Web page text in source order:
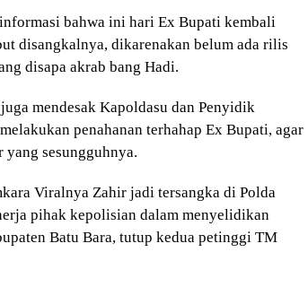
bahwa ini hari Ex Bupati kembali
disangkalnya, dikarenakan belum ada rilis
disapa akrab bang Hadi.
mendesak Kapoldasu dan Penyidik
penahanan terhahap Ex Bupati, agar
yang sesungguhnya.
Viralnya Zahir jadi tersangka di Polda
pihak kepolisian dalam menyelidikan
Batu Bara, tutup kedua petinggi TM